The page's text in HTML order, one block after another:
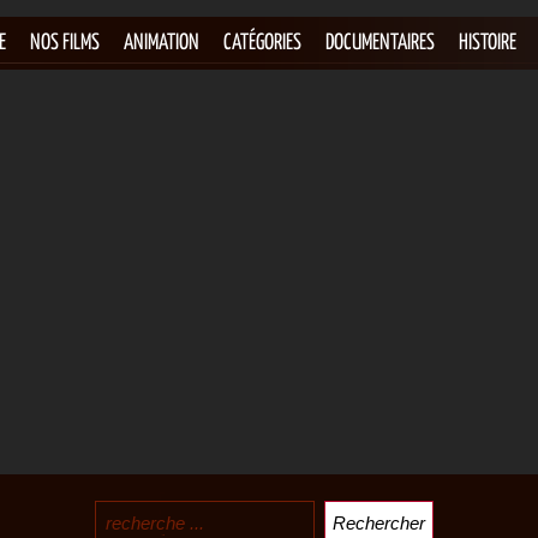
NOS FILMS ANIMATION CATÉGORIES DOCUMENTAIRES HISTOIRE